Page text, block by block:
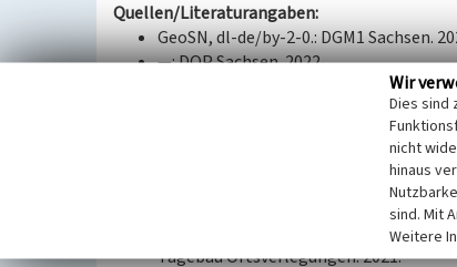
Quellen/Literaturangaben:
GeoSN, dl-de/by-2-0.: DGM1 Sachsen.
—: DOP Sachsen. 2022.
—: Historische DOP Sachsen
—: Historische Karten (TK25 ab 1990).
—: Historische Karten (TK25 DDR
Landesamt für Archäologie Sachsen:
—: Preußisches Urmesstischblatt 4654
Lausitzer und Mitteldeutsche
Tagebau Ortsverlegungen. 2021.
Wir
Dies sind
nicht
hinaus
sind. Mit
Weitere